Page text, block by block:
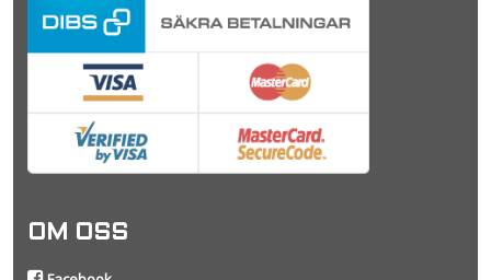
OM OSS